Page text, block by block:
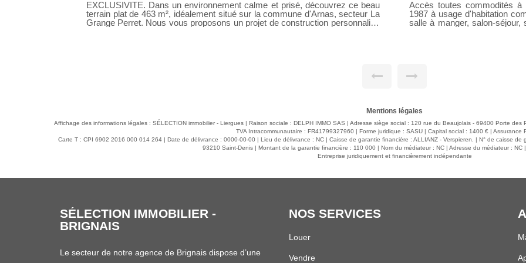
Accès toutes commodités à pied. Secteur agréable Maison construite en
1987 à usage d'habitation comprenant : Entrée, cuisine équipée ouverte sur
salle à manger, salon-séjour, salle d'eau et WC suspendu, une chambre ou
Vous êtes à la recherche
? Je vous propose en EXCLUSIVITÉ cette maison en pierres dorées de 146
m² située à Pouilly le Monial.
permettant de rénover à votre
Véronique PHILYS (EI)
RSAC Villefranche-
04.74.02.60.00
Mentions légales
Affichage des informations légales : SÉLECTION immobilier - Liergues | Raison sociale : DELPH IMMO SAS | Adresse siège social : 120 rue du Beaujolais - 69400 Porte
TVA Intracommunautaire : FR41799327960 | Forme juridique : SASU | Capital social : 1400 € | Assurance
Carte T : CPI 6902 2016 000 014 264 | Date de délivrance : 0000-00-00 | Lieu de délivrance : NC | Caisse de garantie financière : ALLIANZ - Verspieren. | N° de caisse
93210 Saint-Denis | Montant de la garantie financière : 110 000 | Nom du médiateur : NC | Adresse du médiateur : NC
Entreprise juridiquement et financièrement indépendante
SÉLECTION IMMOBILIER -
DARDILLY
Le secteur de l’ouest Lyonnais est assez vaste et la
NOS SERVICES
Louer
Vendre